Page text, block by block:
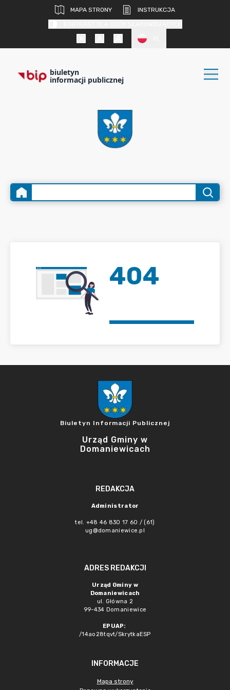
MAPA STRONY
INSTRUKCJA
biuletyn
informacji publicznej
404
Biuletyn Informacji Publicznej
Urząd Gminy w
Domaniewicach
REDAKCJA
Administrator
tel. +48 46 830 17 60 / (61)
ug@domaniewice.pl
ADRES REDAKCJI
Urząd Gminy w
Domaniewicach
ul. Główna 2
99-434 Domaniewice
EPUAP:
/14ao28tqvt/SkrytkaESP
INFORMACJE
Mapa strony